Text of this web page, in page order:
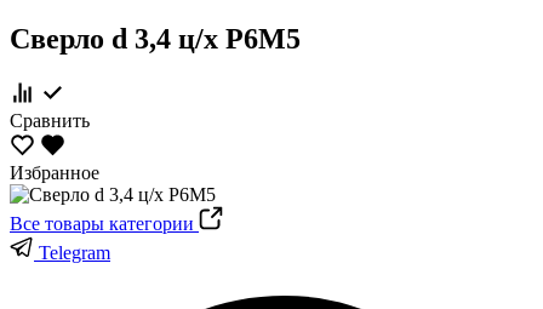
Сверло d 3,4 ц/х Р6М5
Сравнить
Избранное
Все товары категории
Telegram